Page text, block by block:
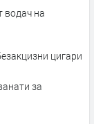
водач на
цигари
за